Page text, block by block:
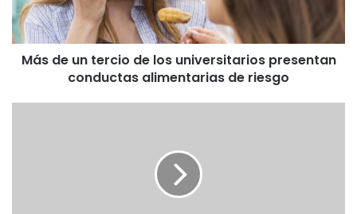
t
e
Más de un tercio de los universitarios presentan
conductas alimentarias de riesgo